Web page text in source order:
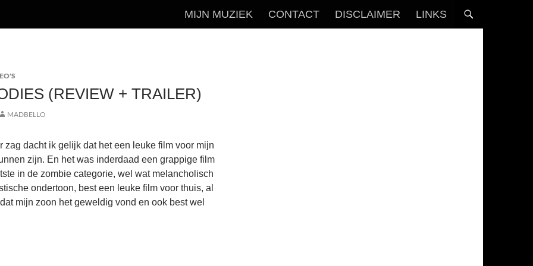
MIJN MUZIEK CONTACT DISCLAIMER LINKS
(REVIEW + TRAILER)
MADBELLO
zag dacht ik gelijk dat het een leuke film voor mijn
zijn. En het was inderdaad een grappige film
in de zombie categorie, wel wat melancholisch
ondertoon, best een leuke film voor thuis, al
mijn zoon het geweldig vond en ook best wel